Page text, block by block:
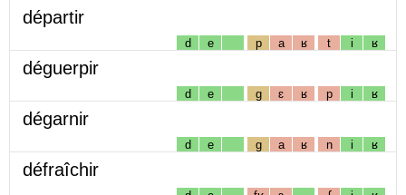
départir
d e p a ʁ t i ʁ
déguerpir
d e g ɛ ʁ p i ʁ
dégarnir
d e g a ʁ n i ʁ
défraîchir